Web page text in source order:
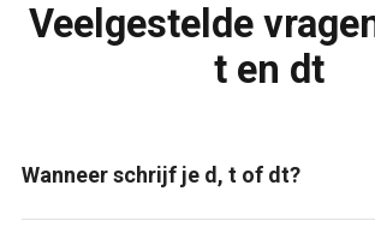
Veelgestelde
t en dt
Wanneer schrijf je d, t of dt?